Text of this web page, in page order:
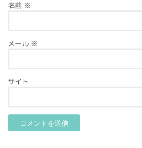
名前 ※
メール ※
サイト